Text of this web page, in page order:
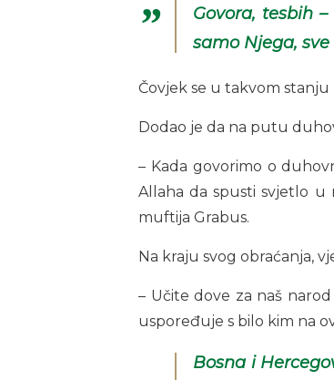
Govora, tesbih
samo Njega,
Čovjek se u takvom
Dodao je da na putu
– Kada govorimo o
Allaha da spusti svjetlo u
muftija Grabus.
Na kraju svog obraćanja,
– Učite dove za naš
uspoređuje s bilo kim na
Bosna i